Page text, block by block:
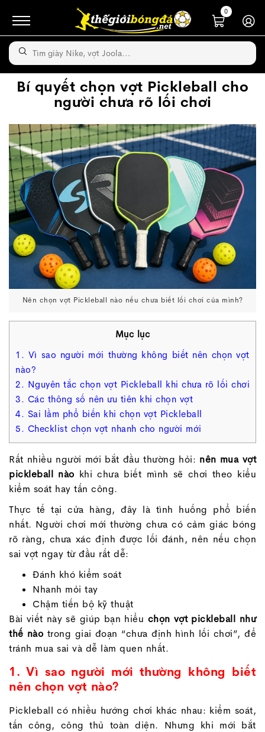
0
Bí quyết chọn vợt Pickleball cho
người chưa rõ lối chơi
Nên chọn vợt Pickleball nào nếu chưa biết lối chơi của mình?
Mục lục
1. Vì sao người mới thường không biết nên chọn vợt
nào?
2. Nguyên tắc chọn vợt Pickleball khi chưa rõ lối chơi
3. Các thông số nên ưu tiên khi chọn vợt
4. Sai lầm phổ biến khi chọn vợt Pickleball
5. Checklist chọn vợt nhanh cho người mới
Rất nhiều người mới bắt đầu thường hỏi: nên mua vợt
pickleball nào khi chưa biết mình sẽ chơi theo kiểu
kiểm soát hay tấn công.
Thực tế tại cửa hàng, đây là tình huống phổ biến
nhất. Người chơi mới thường chưa có cảm giác bóng
rõ ràng, chưa xác định được lối đánh, nên nếu chọn
sai vợt ngay từ đầu rất dễ:
Đánh khó kiểm soát
Nhanh mỏi tay
Chậm tiến bộ kỹ thuật
Bài viết này sẽ giúp bạn hiểu chọn vợt pickleball như
thế nào trong giai đoạn “chưa định hình lối chơi”, để
tránh mua sai và dễ làm quen nhất.
1. Vì sao người mới thường không biết
nên chọn vợt nào?
Pickleball có nhiều hướng chơi khác nhau: kiểm soát,
tấn công, công thủ toàn diện. Nhưng khi mới bắt